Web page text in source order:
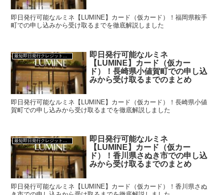
即日発行可能なルミネ【LUMINE】カード（仮カード）！福岡県鞍手
町での申し込みから受け取るまでを徹底解説しました
最短即日発行クレジットカード
即日発行可能なルミネ
【LUMINE】カード（仮カー
ド）！長崎県小値賀町での申し込
みから受け取るまでのまとめ
即日発行可能なルミネ【LUMINE】カード（仮カード）！長崎県小値
賀町での申し込みから受け取るまでを徹底解説しました
即日発行可能なルミネ
【LUMINE】カード（仮カー
ド）！香川県さぬき市での申し込
みから受け取るまでのまとめ
即日発行可能なルミネ【LUMINE】カード（仮カード）！香川県さぬ